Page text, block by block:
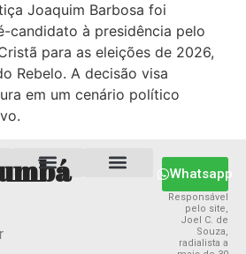
Joaquim Barbosa foi
candidato à presidência pelo
para as eleições de 2026,
Rebelo. A decisão visa
em um cenário político
Whatsapp
Responsável
pelo site,
Joel C. de
Souza,
radialista a